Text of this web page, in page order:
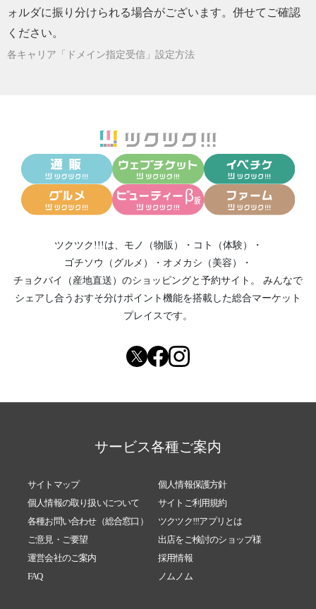
2022/10/2611月スケジュールです。
2022/09/30
2022/09/15
うさと展 桐生開催！
2022/07/16 真菰(まこも)と精麻の陰陽統合☯️の飾り結び作
り&ランチの会のご案内
2022/06/267月スケジュールです！
2022/04/28 5月スケジュールです！
2022/03/314月スケジュールです。
2022/03/013月スケジュールです！
ナーです！
オンライン無料セミナーのお知らせ！
2022年1月スケジュールです。
2021/10/26 11月スケジュールです。
ォルダに振り分けられる場合がございます。併せてご確認
ください。
各キャリア「ドメイン指定受信」設定方法
ツクツク!!!は、 モノ（物販） ・ コト（体験）
・
ゴチソウ（グルメ）
・ オメカシ（美容）
・
チョクバイ（産地直送） のショッピングと予約サイト。
みんなで
シェアし合う おすそ分けポイント機能を搭載した総合マーケット
プレイスです。
サービス各種ご案内
サイトマップ
個人情報保護方針
個人情報の取り扱いについて
サイトご利用規約
各種お問い合わせ（総合窓口）
ツクツク!!!アプリとは
ご意見・ご要望
出店をご検討のショップ様
運営会社のご案内
採用情報
FAQ
ノムノム